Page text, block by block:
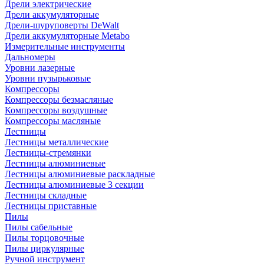
Дрели электрические
Дрели аккумуляторные
Дрели-шуруповерты DeWalt
Дрели аккумуляторные Metabo
Измерительные инструменты
Дальномеры
Уровни лазерные
Уровни пузырьковые
Компрессоры
Компрессоры безмасляные
Компрессоры воздушные
Компрессоры масляные
Лестницы
Лестницы металлические
Лестницы-стремянки
Лестницы алюминиевые
Лестницы алюминиевые раскладные
Лестницы алюминиевые 3 секции
Лестницы складные
Лестницы приставные
Пилы
Пилы сабельные
Пилы торцовочные
Пилы циркулярные
Ручной инструмент